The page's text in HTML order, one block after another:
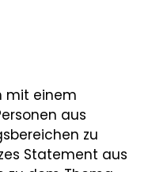
mit einem
aus
zu
Statement aus